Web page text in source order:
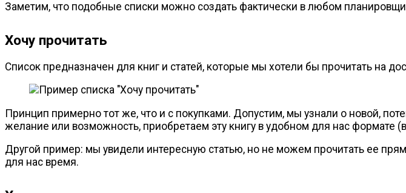
Заметим, что подобные списки можно создать фактически в любом
Хочу прочитать
Список предназначен для книг и статей, которые мы хотели бы прочитать на
Принцип примерно тот же, что и с покупками. Допустим, мы узнали о новой,
желание или возможность, приобретаем эту книгу в удобном для нас формате
Другой пример: мы увидели интересную статью, но не можем прочитать ее
для нас время.